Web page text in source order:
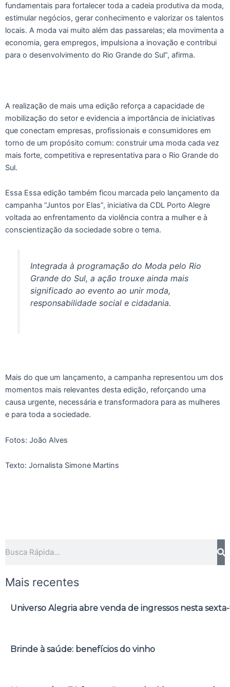
fundamentais para fortalecer toda a cadeia produtiva da moda,
estimular negócios, gerar conhecimento e valorizar os talentos
locais. A moda vai muito além das passarelas; ela movimenta a
economia, gera empregos, impulsiona a inovação e contribui
para o desenvolvimento do Rio Grande do Sul”, afirma.
A realização de mais uma edição reforça a capacidade de
mobilização do setor e evidencia a importância de iniciativas
que conectam empresas, profissionais e consumidores em
torno de um propósito comum: construir uma moda cada vez
mais forte, competitiva e representativa para o Rio Grande do
Sul.
Essa Essa edição também ficou marcada pelo lançamento da
campanha “Juntos por Elas”, iniciativa da CDL Porto Alegre
voltada ao enfrentamento da violência contra a mulher e à
conscientização da sociedade sobre o tema.
Integrada à programação do Moda pelo Rio
Grande do Sul, a ação trouxe ainda mais
significado ao evento ao unir moda,
responsabilidade social e cidadania.
Mais do que um lançamento, a campanha representou um dos
momentos mais relevantes desta edição, reforçando uma
causa urgente, necessária e transformadora para as mulheres
e para toda a sociedade.
Fotos: João Alves
Texto: Jornalista Simone Martins
Mais recentes
Universo Alegria abre venda de ingressos nesta
Brinde à saúde: benefícios do vinho